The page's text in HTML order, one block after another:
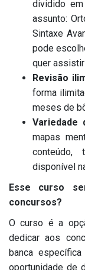
dividido
assunto:
Sintaxe
pode
quer
Revisão
forma
meses de
Variedade
mapas
disponível
Esse curso
concursos?
O curso é a
dedicar aos
banca
oportunidade de